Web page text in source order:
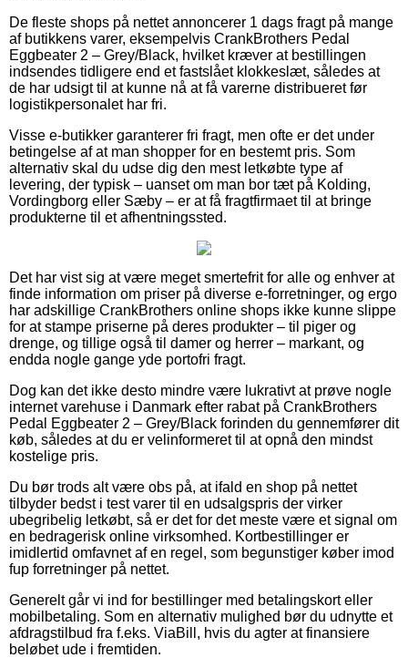
De fleste shops på nettet annoncerer 1 dags fragt på mange
af butikkens varer, eksempelvis CrankBrothers Pedal
Eggbeater 2 – Grey/Black, hvilket kræver at bestillingen
indsendes tidligere end et fastslået klokkeslæt, således at
de har udsigt til at kunne nå at få varerne distribueret før
logistikpersonalet har fri.
Visse e-butikker garanterer fri fragt, men ofte er det under
betingelse af at man shopper for en bestemt pris. Som
alternativ skal du udse dig den mest letkøbte type af
levering, der typisk – uanset om man bor tæt på Kolding,
Vordingborg eller Sæby – er at få fragtfirmaet til at bringe
produkterne til et afhentningssted.
Det har vist sig at være meget smertefrit for alle og enhver at
finde information om priser på diverse e-forretninger, og ergo
har adskillige CrankBrothers online shops ikke kunne slippe
for at stampe priserne på deres produkter – til piger og
drenge, og tillige også til damer og herrer – markant, og
endda nogle gange yde portofri fragt.
Dog kan det ikke desto mindre være lukrativt at prøve nogle
internet varehuse i Danmark efter rabat på CrankBrothers
Pedal Eggbeater 2 – Grey/Black forinden du gennemfører dit
køb, således at du er velinformeret til at opnå den mindst
kostelige pris.
Du bør trods alt være obs på, at ifald en shop på nettet
tilbyder bedst i test varer til en udsalgspris der virker
ubegribelig letkøbt, så er det for det meste være et signal om
en bedragerisk online virksomhed. Kortbestillinger er
imidlertid omfavnet af en regel, som begunstiger køber imod
fup forretninger på nettet.
Generelt går vi ind for bestillinger med betalingskort eller
mobilbetaling. Som en alternativ mulighed bør du udnytte et
afdragstilbud fra f.eks. ViaBill, hvis du agter at finansiere
beløbet ude i fremtiden.